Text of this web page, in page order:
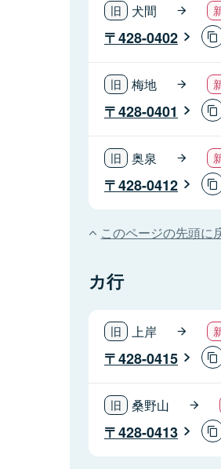
犬間
428-0402
梅地
428-0401
奥泉
428-0412
このページの先頭に
カ行
上岸
428-0415
桑野山
428-0413